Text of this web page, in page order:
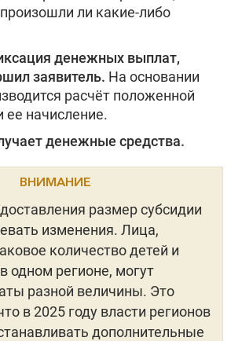
ли какие-либо
денежных выплат,
заявитель. На основании
расчёт положенной
ее начисление.
денежные средства.
ВНИМАНИЕ
размер субсидии
изменения. Лица,
количество детей и
регионе, могут
разной величины. Это
в 2025 году власти регионов
дополнительные